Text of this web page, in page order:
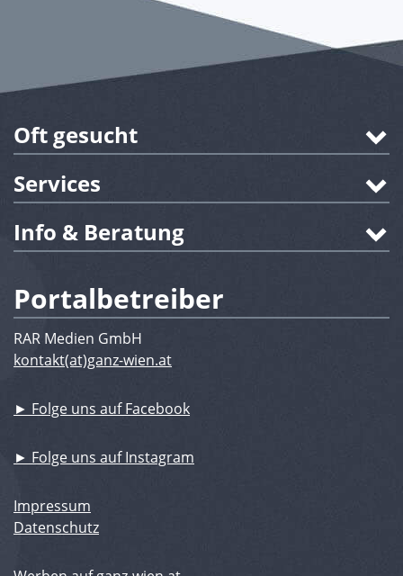
Oft gesucht
Services
Info & Beratung
Portalbetreiber
RAR Medien GmbH
kontakt(at)ganz-wien.at
► Folge uns auf Facebook
► Folge uns auf Instagram
Impressum
Datenschutz